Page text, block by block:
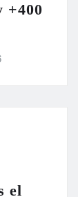
+400
el